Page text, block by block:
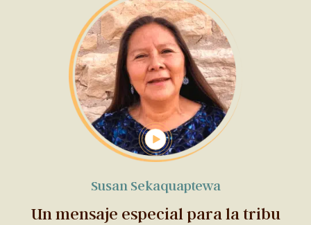
Susan Sekaquaptewa
Un mensaje especial para la tribu